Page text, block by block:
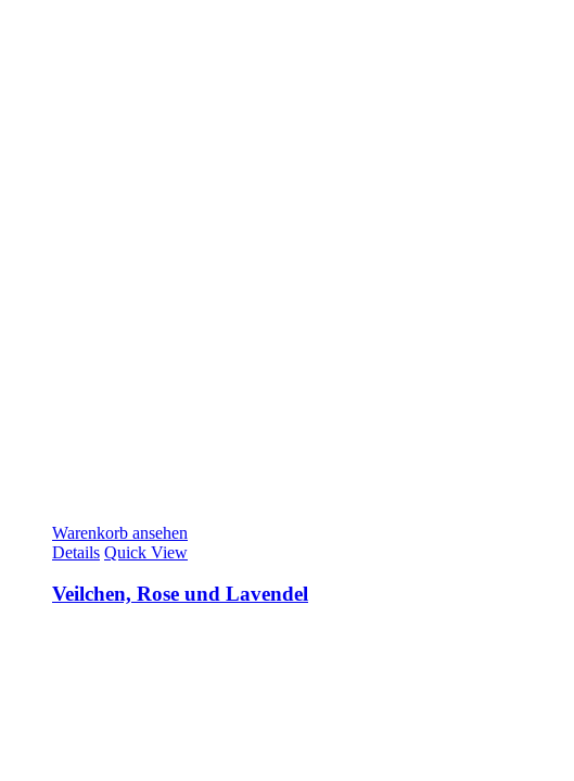
Warenkorb ansehen
Details Quick View
Veilchen, Rose und Lavendel